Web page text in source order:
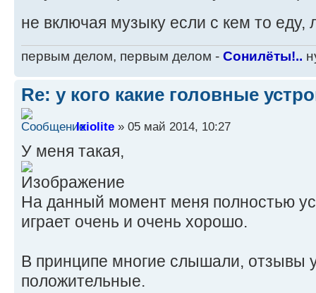
не включая музыку если с кем то
первым делом, первым делом - Сонилёты!..
Re: у кого какие головные
Ixiolite » 05 май 2014, 10:27
У меня такая,
На данный момент меня полностью
играет очень и очень хорошо.
В принципе многие слышали, отзывы
положительные.